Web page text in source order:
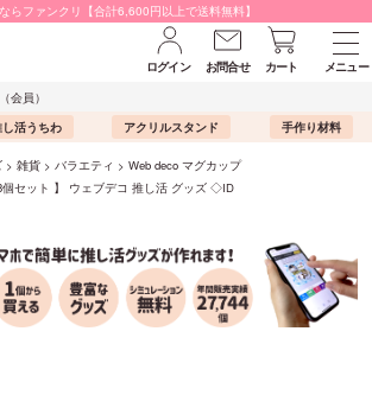
らファンクリ【合計6,600円以上で送料無料】
ログイン お問合せ カート
メニュー
会員）
活うちわ アクリルスタンド 手作り材料
雑貨 バラエティ
Web deco マグカップ
個セット 】 ウェブデコ 推し活 グッズ ◇ID